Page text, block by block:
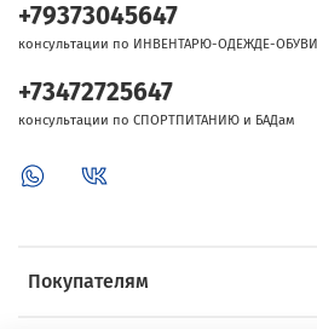
Покупателям
+79373045647
консультации по ИНВЕНТАРЮ-ОДЕЖДЕ-ОБУВИ
+73472725647
консультации по СПОРТПИТАНИЮ и БАДам